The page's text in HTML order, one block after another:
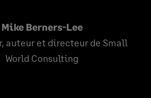
Mike Berners-Lee
auteur et directeur de Small
World Consulting